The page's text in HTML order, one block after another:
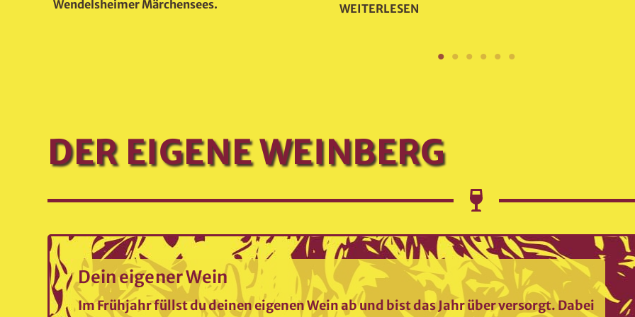
Wendelsheimer Märchensees.
WEITERLESEN
DER EIGENE WEINBERG
Dein eigener Wein
Im Frühjahr füllst du deinen eigenen Wein ab und bist das Jahr über versorgt. Dabei